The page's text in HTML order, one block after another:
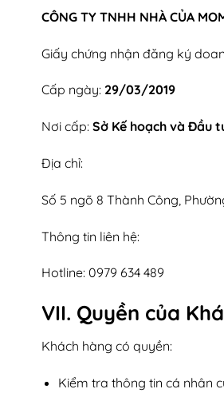
CÔNG TY TNHH NHÀ CỦA
Giấy chứng nhận đăng ký
Cấp ngày: 29/03/2019
Nơi cấp: Sở Kế hoạch và Đầu
Địa chỉ:
Số 5 ngõ 8 Thành Công,
Thông tin liên hệ:
Hotline: 0979 634 489
VII. Quyền của
Khách hàng có quyền:
Kiểm tra thông tin cá nhân